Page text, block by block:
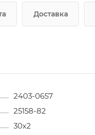
Доставка
2403-0657
25158-82
30х2